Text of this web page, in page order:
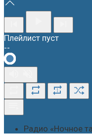
Плейлист пуст
--
1
Радио «Ночное